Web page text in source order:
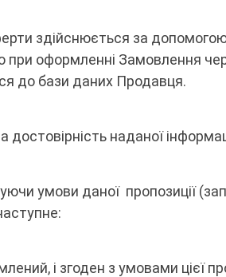
здійснюється за
при оформленні Замовлення
до бази даних Продавця.
достовірність наданої
умови даної пропозиції
і згоден з умовами цієї